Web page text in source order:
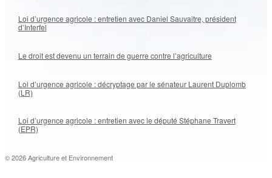
Loi d’urgence agricole : entretien avec Daniel Sauvaitre, président
d’Interfel
Le droit est devenu un terrain de guerre contre l’agriculture
Loi d’urgence agricole : décryptage par le sénateur Laurent Duplomb
(LR)
Loi d’urgence agricole : entretien avec le député Stéphane Travert
(EPR)
© 2026 Agriculture et Environnement